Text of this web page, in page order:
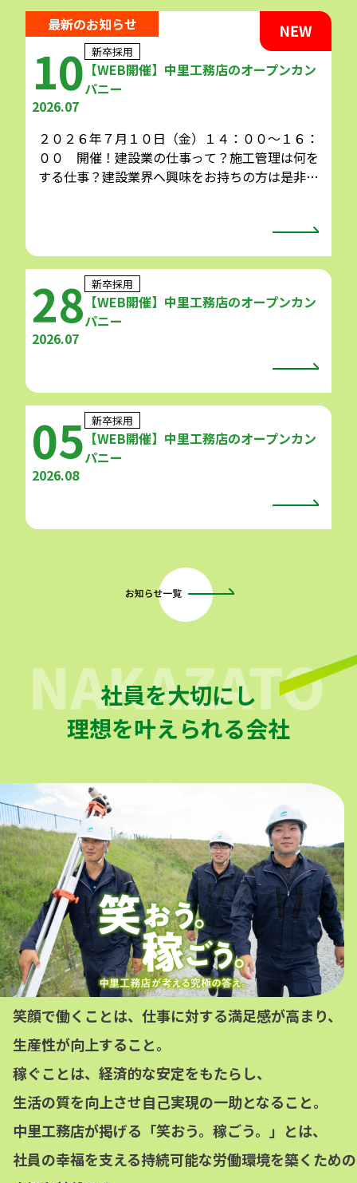
最新のお知らせ
10
2026.07
新卒採用
【WEB開催】中里工務店のオープンカン
パニー
２０２６年７月１０日（金）１４：００～１６：
００ 開催！建設業の仕事って？施工管理は何を
する仕事？建設業界へ興味をお持ちの方は是非ご
28
2026.07
新卒採用
【WEB開催】中里工務店のオープンカン
パニー
05
2026.08
新卒採用
【WEB開催】中里工務店のオープンカン
パニー
社員を大切にし
理想を叶えられる会社
笑顔で働くことは、 仕事に対する満足感が高まり、
生産性が向上すること。
稼ぐことは、 経済的な安定をもたらし、
生活の質を向上させ自己実現の一助となること。
中里工務店が掲げる 「笑おう。稼ごう。」とは、
社員の幸福を支える持続可能な労働環境を築くための